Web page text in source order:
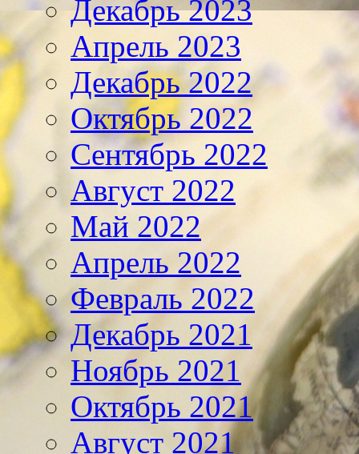
Декабрь 2023
Апрель 2023
Декабрь 2022
Октябрь 2022
Сентябрь 2022
Август 2022
Май 2022
Апрель 2022
Февраль 2022
Декабрь 2021
Ноябрь 2021
Октябрь 2021
Август 2021